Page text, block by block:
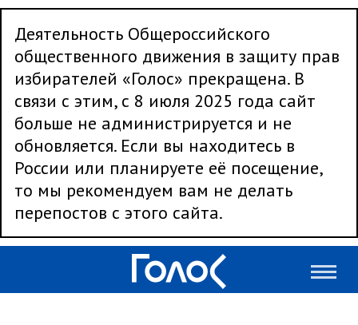
Деятельность Общероссийского
общественного движения в защиту прав
избирателей «Голос» прекращена. В
связи с этим, с 8 июля 2025 года сайт
больше не администрируется и не
обновляется. Если вы находитесь в
России или планируете её посещение,
то мы рекомендуем вам не делать
перепостов с этого сайта.